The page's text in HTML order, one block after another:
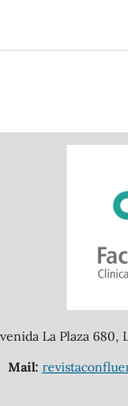
La Plaza 680,
Mail: